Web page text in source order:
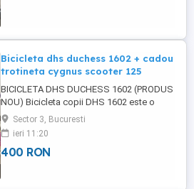
Bicicleta dhs duchess 1602 + cadou
trotineta cygnus scooter 125
BICICLETA DHS DUCHESS 1602 (PRODUS
NOU) Bicicleta copii DHS 1602 este o
bicicleta cu roti de 16 inch, recomandata
copiilor cu varste intre 4 si 6 ani. Bicicleta
are cadru din otel, furca fixa, frane VBrake,
anvelope Kenda si este ideala pentru
Sector 3, Bucuresti
ieri 11:20
400 RON